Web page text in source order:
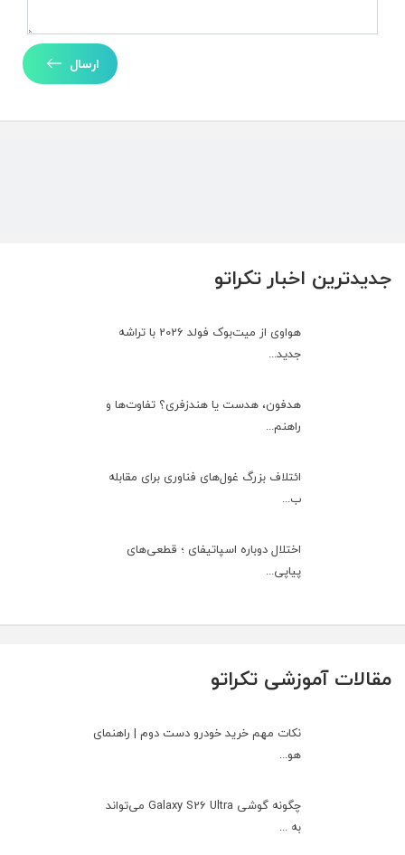
جدیدترین اخبار تکراتو
هواوی از میت‌بوک فولد 2026 با تراشه
جدید...
هدفون، هدست یا هندزفری؟ تفاوت‌ها و
راهنم...
ائتلاف بزرگ غول‌های فناوری برای مقابله
ب...
اختلال دوباره اسپاتیفای ؛ قطعی‌های
پیاپی...
ارسال
مقالات آموزشی تکراتو
نکات مهم خرید خودرو دست دوم | راهنمای
هو...
چگونه گوشی Galaxy S26 Ultra می‌تواند
به ...